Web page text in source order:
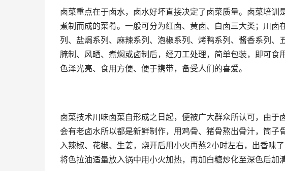
卤菜重点在于卤水，卤水好坏直接决定了卤菜质量。卤菜培
煮制而成的菜肴。一般可分为红卤、黄卤、白卤三大类；川
列、盐焗系列、麻辣系列、泡椒系列、烤鸭系列、酱香系列
腌制、风晒、煮焖或卤制后，经刀工处理，简单包装，即可食
色泽光亮、食用方便、便于携带，备受人们的喜爱。
卤菜技术川味卤菜自形成之日起，便被广大群众所认可，由
会有老卤水所以都是新鲜制作，用鸡骨、猪骨熬出骨汁，筒
入辣椒、花椒、生姜，烧开后用小火再熬2小时左右，出香味
将色拉油适量放入锅中用小火加热，再加白糖炒化至深色后